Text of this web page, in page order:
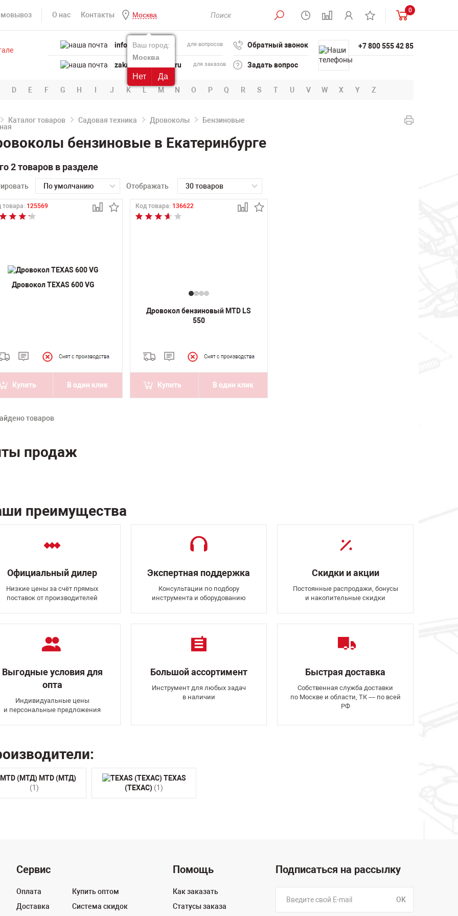
О нас Контакты Москва
Ваш город:
Москва
Нет Да
0
info@powertool.ru для вопросов
zakaz@powertool.ru для заказов
Обратный звонок
Задать вопрос
+7 800 555 42 85
D E F G H I J K L M N O P Q R S T U V W X Y Z
Каталог товаров Садовая техника Дровоколы Бензиновые
бензиновые в Екатеринбурге
2 товаров в разделе
По умолчанию Отображать 30 товаров
товара: 125569
Дровокол TEXAS 600 VG
Купить В один клик
Код товара: 136622
Дровокол бензиновый MTD LS
550
Купить В один клик
товаров
продаж
преимущества
Официальный дилер
Низкие цены за счёт прямых
поставок от производителей
Экспертная поддержка
Консультации по подбору
инструмента и оборудованию
Скидки и акции
Постоянные распродажи, бонусы
и накопительные скидки
Выгодные условия для
опта
Индивидуальные цены
и персональные предложения
Большой ассортимент
Инструмент для любых задач
в наличии
Быстрая доставка
Собственная служба доставки
по Москве и области, ТК — по всей
РФ
MTD (МТД)
(1)
TEXAS
(ТЕХАС) (1)
Сервис
Оплата
Доставка
Купить оптом
Система скидок
Помощь
Как заказать
Статусы заказа
Подписаться на рассылку
OK